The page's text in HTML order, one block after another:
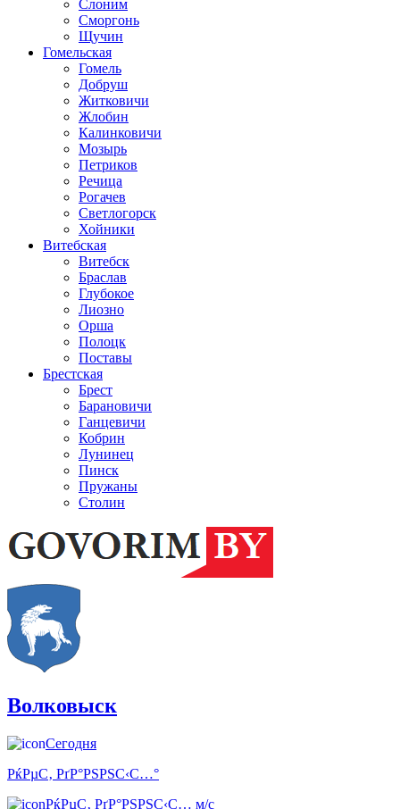
Слоним
Сморгонь
Щучин
Гомельская
Гомель
Добруш
Житковичи
Жлобин
Калинковичи
Мозырь
Петриков
Речица
Рогачев
Светлогорск
Хойники
Витебская
Витебск
Браслав
Глубокое
Лиозно
Орша
Полоцк
Поставы
Брестская
Брест
Барановичи
Ганцевичи
Кобрин
Лунинец
Пинск
Пружаны
Столин
Волковыск
Сегодня
РќРµС‚ РґР°РЅРЅС‹С…°
РќРµС‚ РґР°РЅРЅС‹С… м/с